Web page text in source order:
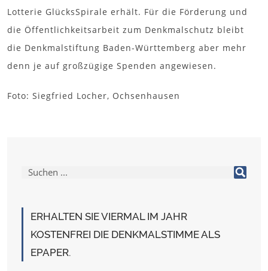
ERHALTEN SIE VIERMAL IM JAHR
KOSTENFREI DIE DENKMALSTIMME ALS
EPAPER.
Lotterie GlücksSpirale erhält. Für die Förderung und
die Öffentlichkeitsarbeit zum Denkmalschutz bleibt
die Denkmalstiftung Baden-Württemberg aber mehr
denn je auf großzügige Spenden angewiesen.
Foto: Siegfried Locher, Ochsenhausen